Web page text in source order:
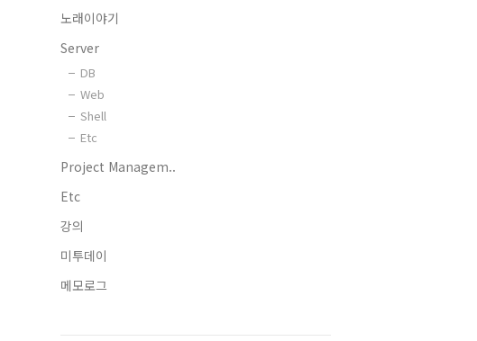
노래이야기
Server
DB
Web
Shell
Etc
Project Managem..
Etc
강의
미투데이
메모로그